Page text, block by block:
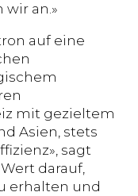
wir an.»
auf eine
mit gezieltem
Asien, stets
sagt
darauf,
erhalten und